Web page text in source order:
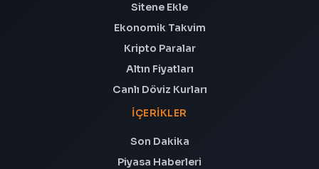
Sitene Ekle
Ekonomik Takvim
Kripto Paralar
Altın Fiyatları
Canlı Döviz Kurları
İÇERIKLER
Son Dakika
Piyasa Haberleri